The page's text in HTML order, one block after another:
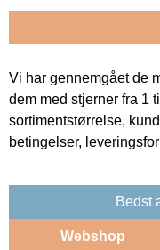
Vi har gennemgået de
dem med stjerner fra 1
sortimentstørrelse,
betingelser,
Bedst
Webshop